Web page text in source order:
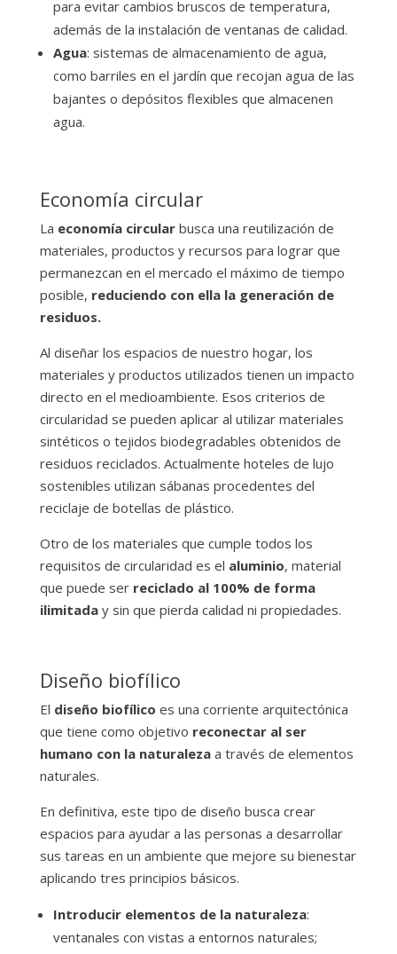
para evitar cambios bruscos de temperatura,
además de la instalación de ventanas de calidad.
Agua: sistemas de almacenamiento de agua,
como barriles en el jardín que recojan agua de las
bajantes o depósitos flexibles que almacenen
agua.
Economía circular
La economía circularbusca una reutilización de
materiales, productos y recursos para lograr que
permanezcan en el mercado el máximo de tiempo
posible, reduciendo con ella la generación de
residuos.
Al diseñar los espacios de nuestro hogar, los
materiales y productos utilizados tienen un impacto
directo en el medioambiente. Esos criterios de
circularidad se pueden aplicar al utilizar materiales
sintéticos o tejidos biodegradables obtenidos de
residuos reciclados. Actualmente hoteles de lujo
sostenibles utilizan sábanas procedentes del
reciclaje de botellas de plástico.
Otro de los materiales que cumple todos los
requisitos de circularidad es el aluminio, material
que puede ser reciclado al 100% de forma
ilimitaday sin que pierda calidad ni propiedades.
Diseño biofílico
El diseño biofílico es una corriente arquitectónica
que tiene como objetivo reconectar al ser
humano con la naturalezaa través de elementos
naturales.
En definitiva, este tipo de diseño busca crear
espacios para ayudar a las personas a desarrollar
sus tareas en un ambiente que mejore su bienestar
aplicando tres principios básicos.
Introducir elementos de la naturaleza:
ventanales con vistas a entornos naturales;